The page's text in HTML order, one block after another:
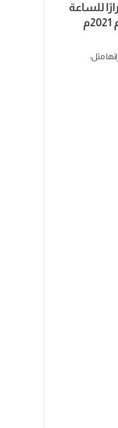
للساعة
الحادية عشر مساءً وذلك في اليوم الخميس بتاريخ 5 أغسطس لعام 2021م
مثل: